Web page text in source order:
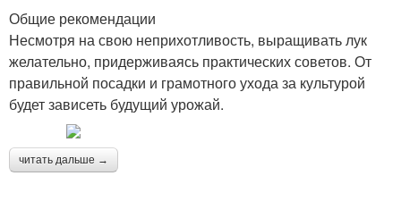
Общие рекомендации
Несмотря на свою неприхотливость, выращивать лук
желательно, придерживаясь практических советов. От
правильной посадки и грамотного ухода за культурой
будет зависеть будущий урожай.
читать дальше →